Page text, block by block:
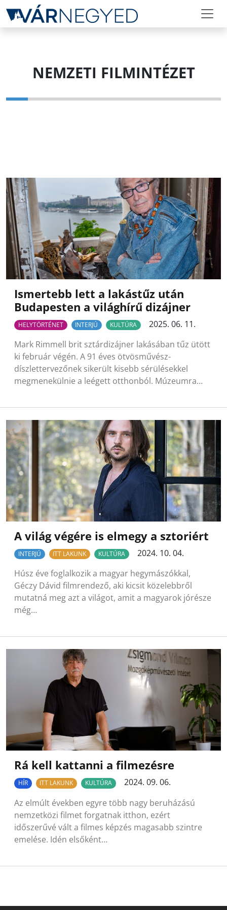
NEMZETI FILMINTÉZET
Ismertebb lett a lakástűz után
Budapesten a világhírű dizájner
HELYTÖRTÉNET INTERJÚ KULTÚRA
2025. 06. 11.
Mark Rimmell brit sztárdizájner lakásában tűz ütött
ki február végén. A 91 éves ötvösművész-
díszlettervezőnek sikerült kisebb sérülésekkel
megmenekülnie a leégett otthonból. Múzeumra…
A világ végére is elmegy a sztoriért
INTERJÚ ITT LAKUNK KULTÚRA
2024. 10. 04.
Húsz éve foglalkozik a magyar hegymászókkal,
Géczy Dávid filmrendező, aki kicsit közelebbről
mutatná meg azt a világot, amit a magyarok jórésze
még…
Rá kell kattanni a filmezésre
HÍR ITT LAKUNK KULTÚRA
2024. 09. 06.
Az elmúlt években egyre több nagy beruházású
nemzetközi filmet forgatnak itthon, ezért
időszerűvé vált a filmes képzés magasabb szintre
emelése. Idén elsőként…